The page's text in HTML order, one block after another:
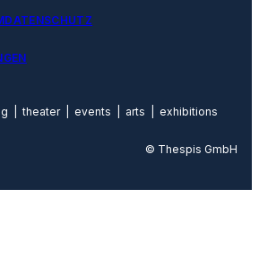
DATENSCHUTZ
| theater | events | arts | exhibitions
© Thespis GmbH